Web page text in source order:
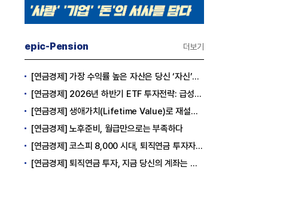
epic-Pension 더보기
[연금경제] 가장 수익률 높은 자산은 당신 ‘자신’이다
[연금경제] 2026년 하반기 ETF 투자전략: 급성장의 상반기를 접고, 이제 '실적'이 가르는 하반기를 맞다
[연금경제] 생애가치(Lifetime Value)로 재설계하는 은퇴 후 안정적 생활보장과 평생소득 전략
[연금경제] 노후준비, 월급만으로는 부족하다
[연금경제] 코스피 8,000 시대, 퇴직연금 투자자는 왜 지금 FOMO를 경계해야 하는가
[연금경제] 퇴직연금 투자, 지금 당신의 계좌는 어느 편인가?